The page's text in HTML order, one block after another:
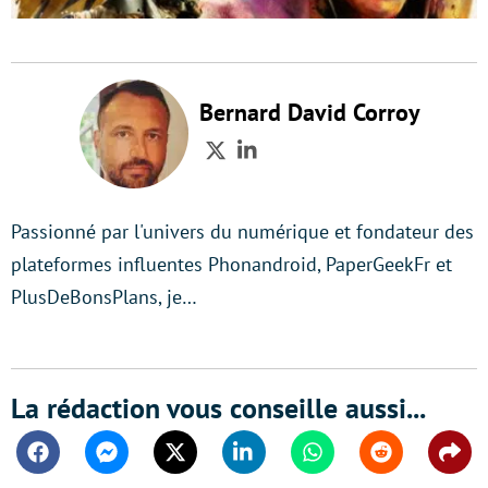
Bernard David Corroy
TwitterLinkedIn
Passionné par l'univers du numérique et fondateur des
plateformes influentes Phonandroid, PaperGeekFr et
PlusDeBonsPlans, je…
La rédaction vous conseille aussi...
FacebookMessengerTwitter Linkedin WhatsappReddit